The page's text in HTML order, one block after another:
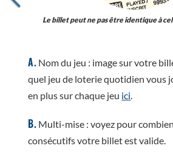
Le billet peut ne pas être identique à
A. Nom du jeu : image sur votre
quel jeu de loterie quotidien vous
en plus sur chaque jeu ici.
B. Multi-mise : voyez pour
consécutifs votre billet est valide.